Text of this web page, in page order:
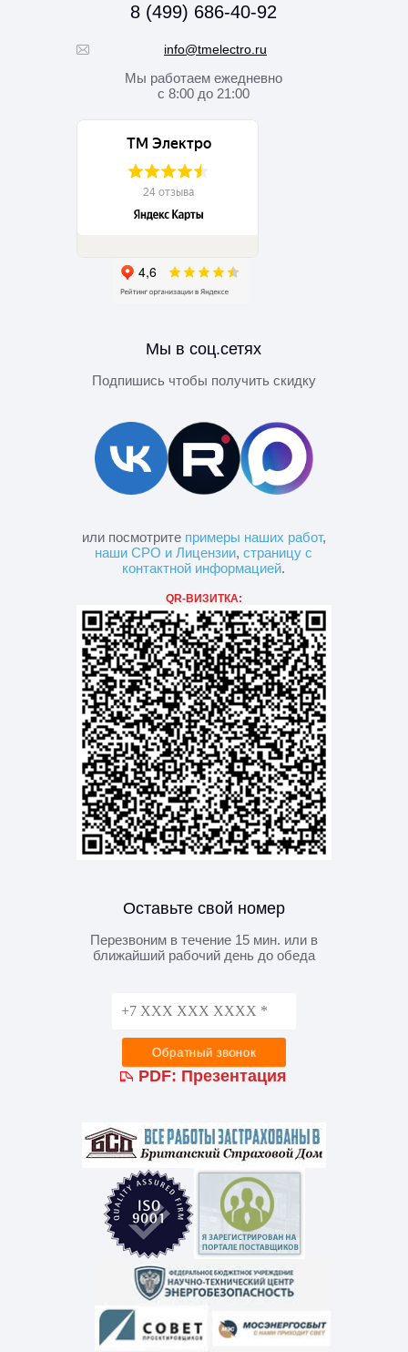
8 (499) 686-40-92
info@tmelectro.ru
Мы работаемежедневно
с 8:00 до 21:00
Мы в соц.сетях
Подпишись чтобы получить скидку
или посмотрите примеры наших работ,
наши СРО и Лицензии,страницу с
контактной информацией.
QR-ВИЗИТКА:
Оставьте свой номер
Перезвоним в течение 15 мин. или в
ближайший рабочий день до обеда
PDF: Презентация